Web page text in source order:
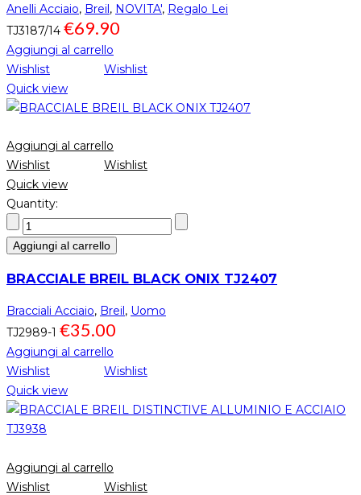
Anelli Acciaio, Breil, NOVITA', Regalo Lei
TJ3187/14 €69.90
Aggiungi al carrello
Wishlist
Wishlist
Quick view
Aggiungi al carrello
Wishlist
Wishlist
Quick view
Quantity:
Aggiungi al carrello
BRACCIALE BREIL BLACK ONIX TJ2407
Bracciali Acciaio, Breil, Uomo
TJ2989-1 €35.00
Aggiungi al carrello
Wishlist
Wishlist
Quick view
Aggiungi al carrello
Wishlist
Wishlist